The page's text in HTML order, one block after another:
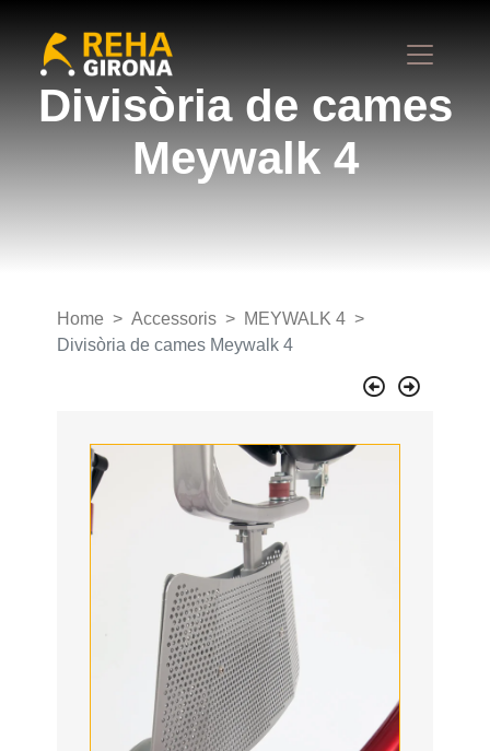
Divisòria de cames
Meywalk 4
Home Accessoris
MEYWALK 4
Divisòria de cames Meywalk 4